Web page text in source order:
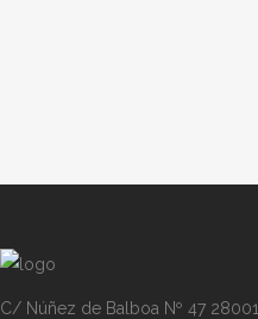
C/ Núñez de Balboa Nº 47 28001